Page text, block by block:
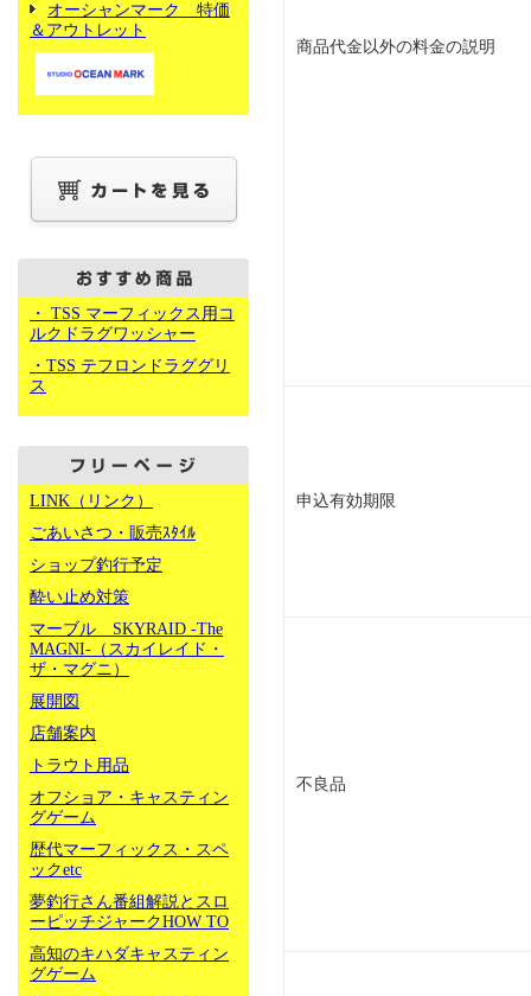
オーシャンマーク 特価
＆アウトレット
・ TSS マーフィックス用コ
ルクドラグワッシャー
・TSS テフロンドラググリ
ス
LINK（リンク）
ごあいさつ・販売ｽﾀｲﾙ
ショップ釣行予定
酔い止め対策
マーブル SKYRAID -The
MAGNI-（スカイレイド・
ザ・マグニ）
展開図
店舗案内
トラウト用品
オフショア・キャスティン
グゲーム
歴代マーフィックス・スペ
ックetc
夢釣行さん番組解説とスロ
ーピッチジャークHOW TO
高知のキハダキャスティン
グゲーム
商品代金以外の料金の説明
申込有効期限
不良品